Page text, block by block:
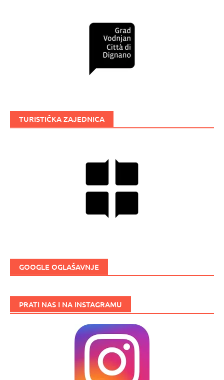
TURISTIČKA ZAJEDNICA
GOOGLE OGLAŠAVNJE
PRATI NAS I NA INSTAGRAMU